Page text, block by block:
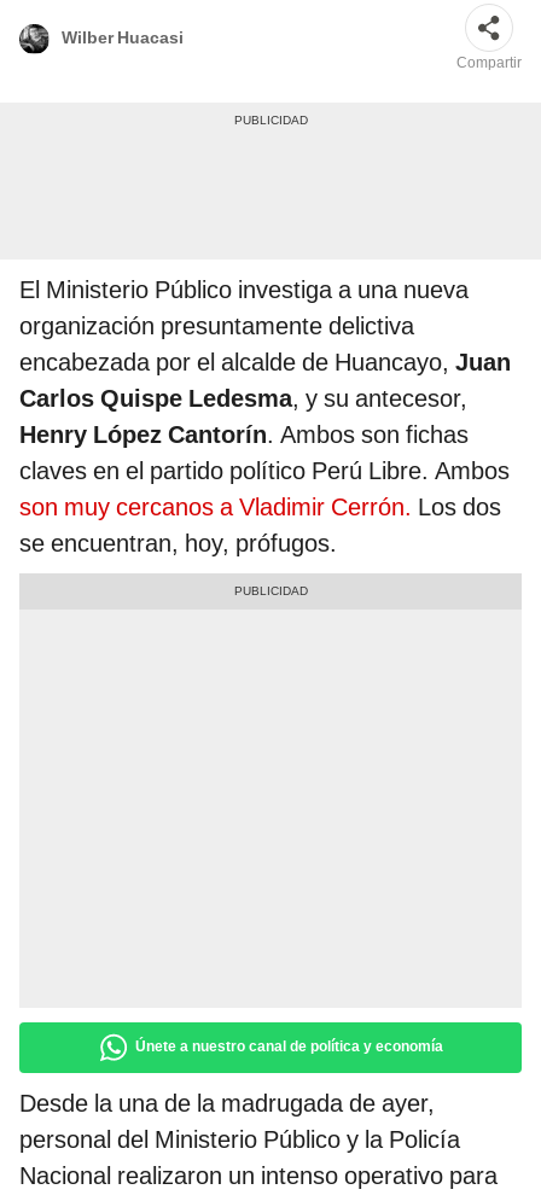
Wilber Huacasi
Compartir
El Ministerio Público investiga a una nueva
organización presuntamente delictiva
encabezada por el alcalde de Huancayo, Juan
Carlos Quispe Ledesma, y su antecesor,
Henry López Cantorín. Ambos son fichas
claves en el partido político Perú Libre. Ambos
son muy cercanos a Vladimir Cerrón. Los dos
se encuentran, hoy, prófugos.
Únete a nuestro canal de política y economía
Desde la una de la madrugada de ayer,
personal del Ministerio Público y la Policía
Nacional realizaron un intenso operativo para